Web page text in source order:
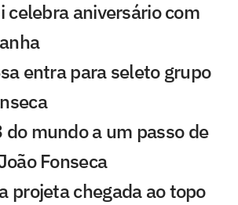
celebra aniversário com
entra para seleto grupo
do mundo a um passo de
Fonseca
projeta chegada ao topo